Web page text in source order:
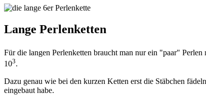
Lange Perlenketten
Für die langen Perlenketten braucht man nur ein "paar"
103.
Dazu genau wie bei den kurzen Ketten erst die Stäbchen
eingebaut habe.